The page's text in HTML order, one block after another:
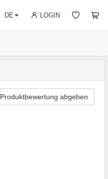
LOGIN
DE
Produktbewertung abgeben